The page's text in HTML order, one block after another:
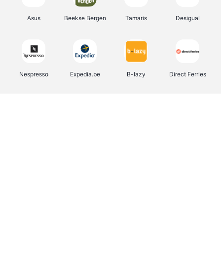
Asus Beekse Bergen Tamaris Desigual
Nespresso Expedia.be B-lazy Direct Ferries